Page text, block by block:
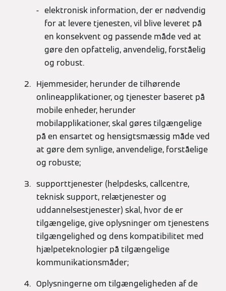
elektronisk information, der er nødvendig
for at levere tjenesten, vil blive leveret på
en konsekvent og passende måde ved at
gøre den opfattelig, anvendelig, forståelig
og robust.
Hjemmesider, herunder de tilhørende
onlineapplikationer, og tjenester baseret på
mobile enheder, herunder
mobilapplikationer, skal gøres tilgængelige
på en ensartet og hensigtsmæssig måde ved
at gøre dem synlige, anvendelige, forståelige
og robuste;
supporttjenester (helpdesks, callcentre,
teknisk support, relætjenester og
uddannelsestjenester) skal, hvor de er
tilgængelige, give oplysninger om tjenestens
tilgængelighed og dens kompatibilitet med
hjælpeteknologier på tilgængelige
kommunikationsmåder;
Oplysningerne om tilgængeligheden af de